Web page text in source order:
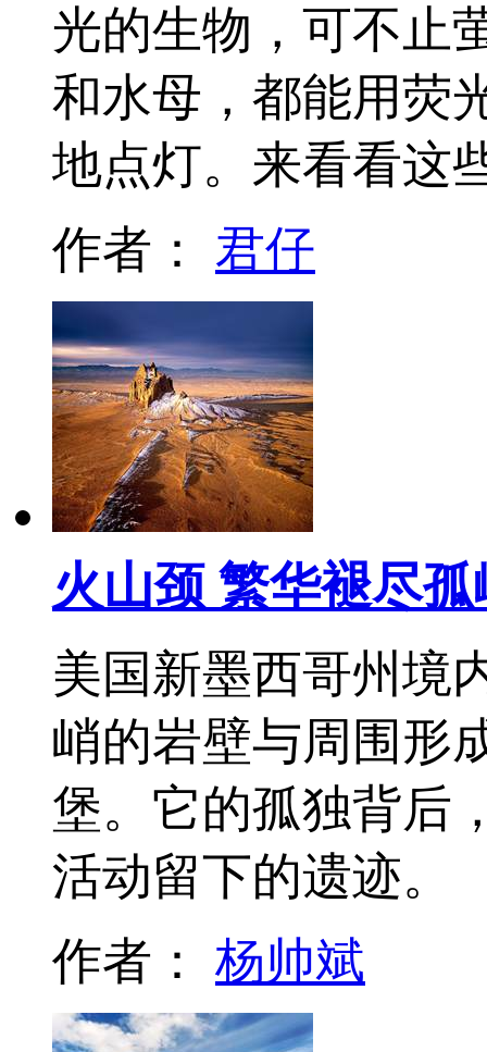
光的生物，可不止
和水母，都能用荧
地点灯。来看看
作者： 君仔
火山颈 繁华褪尽
美国新墨西哥州境
峭的岩壁与周围形
堡。它的孤独背后
活动留下的遗迹。
作者： 杨帅斌